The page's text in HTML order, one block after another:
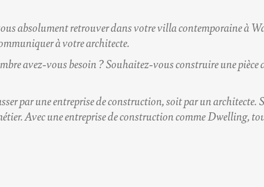
absolument retrouver dans votre villa contemporaine à
à votre architecte.
avez-vous besoin ? Souhaitez-vous construire une
par une entreprise de construction, soit par un architecte.
Avec une entreprise de construction comme Dwelling,